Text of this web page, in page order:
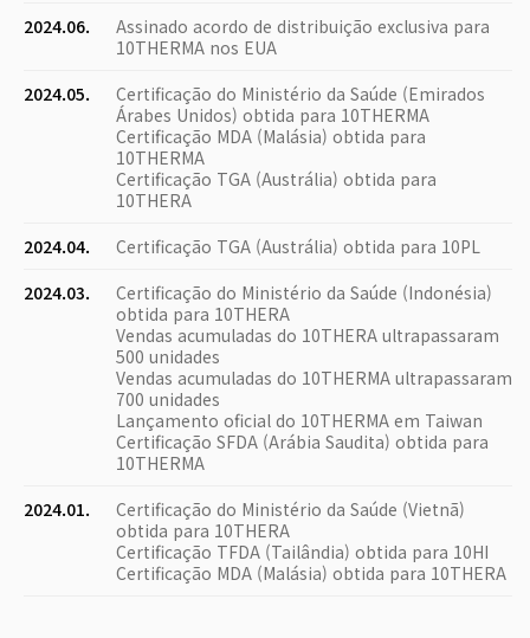
2024.06.
Assinado acordo de distribuição exclusiva para
10THERMA nos EUA
2024.05.
Certificação do Ministério da Saúde (Emirados
Árabes Unidos) obtida para 10THERMA
Certificação MDA (Malásia) obtida para
10THERMA
Certificação TGA (Austrália) obtida para
10THERA
2024.04.
Certificação TGA (Austrália) obtida para 10PL
2024.03.
Certificação do Ministério da Saúde (Indonésia)
obtida para 10THERA
Vendas acumuladas do 10THERA ultrapassaram
500 unidades
Vendas acumuladas do 10THERMA ultrapassaram
700 unidades
Lançamento oficial do 10THERMA em Taiwan
Certificação SFDA (Arábia Saudita) obtida para
10THERMA
2024.01.
Certificação do Ministério da Saúde (Vietnã)
obtida para 10THERA
Certificação TFDA (Tailândia) obtida para 10HI
Certificação MDA (Malásia) obtida para 10THERA